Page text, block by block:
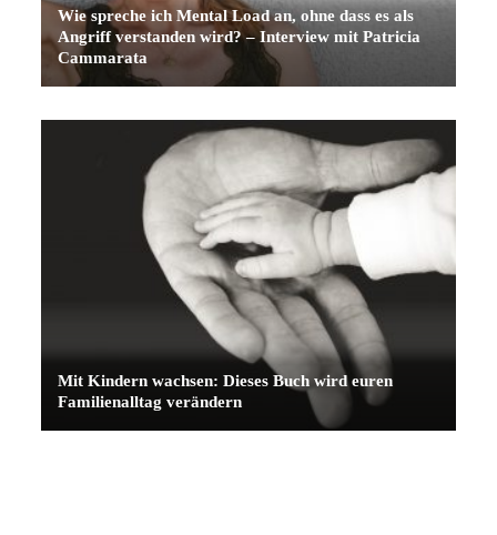
Wie spreche ich Mental Load an, ohne dass es als
Angriff verstanden wird? – Interview mit Patricia
Cammarata
Mit Kindern wachsen: Dieses Buch wird euren
Familienalltag verändern